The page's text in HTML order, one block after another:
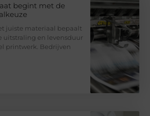
begint met de
juiste materiaal bepaalt
uitstraling en levensduur
printwerk. Bedrijven